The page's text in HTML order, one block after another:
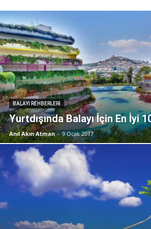
BALAYI REHBERLERI
Yurtdışında Balayı İçin En İyi
Anıl Akın Atman - 9 Ocak 2017